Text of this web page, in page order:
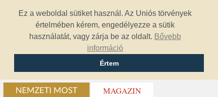
Ez a weboldal sütiket használ. Az Uniós törvények
értelmében kérem, engedélyezze a sütik
használatát, vagy zárja be az oldalt. Bővebb
információ
Értem
NEMZETI MOST MAGAZIN